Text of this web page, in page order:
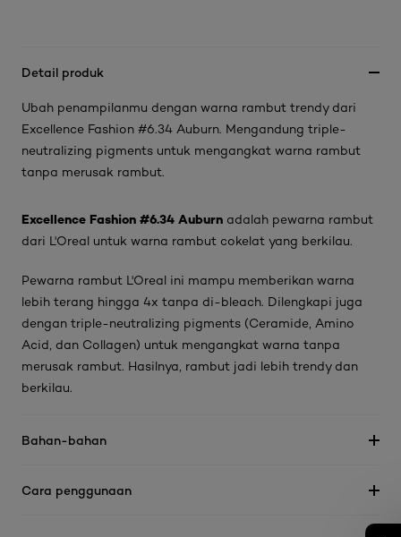
Detail produk
Ubah penampilanmu dengan warna rambut trendy dari
Excellence Fashion #6.34 Auburn. Mengandung triple-
neutralizing pigments untuk mengangkat warna rambut
tanpa merusak rambut.
Excellence Fashion #6.34 Auburn adalah pewarna rambut
dari L'Oreal untuk warna rambut cokelat yang berkilau.
Pewarna rambut L'Oreal ini mampu memberikan warna
lebih terang hingga 4x tanpa di-bleach. Dilengkapi juga
dengan triple-neutralizing pigments (Ceramide, Amino
Acid, dan Collagen) untuk mengangkat warna tanpa
merusak rambut. Hasilnya, rambut jadi lebih trendydan
berkilau.
Bahan-bahan
Cara penggunaan